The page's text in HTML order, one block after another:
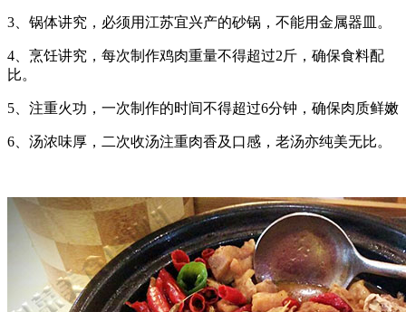
3、锅体讲究，必须用江苏宜兴产的砂锅，不能用金属器皿。
4、烹饪讲究，每次制作鸡肉重量不得超过2斤，确保食料配
比。
5、注重火功，一次制作的时间不得超过6分钟，确保肉质鲜嫩
6、汤浓味厚，二次收汤注重肉香及口感，老汤亦纯美无比。